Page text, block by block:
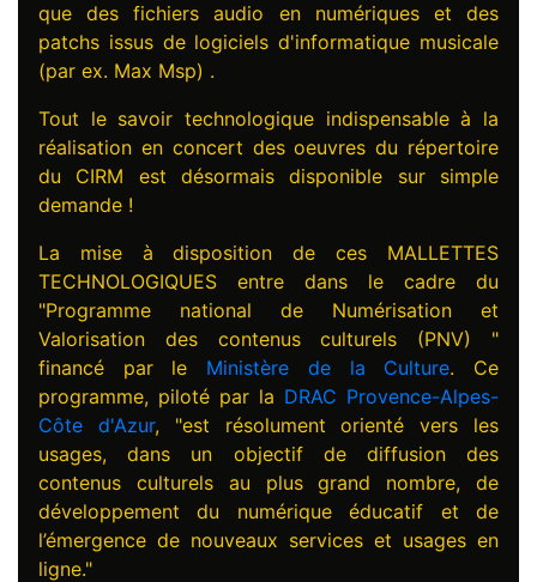
que des fichiers audio en numériques et des
patchs issus de logiciels d'informatique musicale
(par ex. Max Msp) .
Tout le savoir technologique indispensable à la
réalisation en concert des oeuvres du répertoire
du CIRM est désormais disponible sur simple
demande !
La mise à disposition de ces MALLETTES
TECHNOLOGIQUES entre dans le cadre du
"Programme national de Numérisation et
Valorisation des contenus culturels (PNV) "
financé par le Ministère de la Culture. Ce
programme, piloté par la DRAC Provence-Alpes-
Côte d'Azur, "est résolument orienté vers les
usages, dans un objectif de diffusion des
contenus culturels au plus grand nombre, de
développement du numérique éducatif et de
l’émergence de nouveaux services et usages en
ligne."